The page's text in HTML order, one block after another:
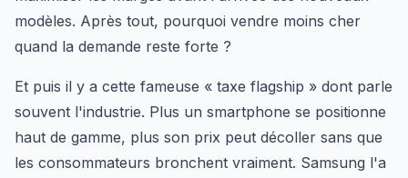
modèles. Après tout, pourquoi vendre moins cher
quand la demande reste forte ?
Et puis il y a cette fameuse « taxe flagship » dont parle
souvent l'industrie. Plus un smartphone se positionne
haut de gamme, plus son prix peut décoller sans que
les consommateurs bronchent vraiment. Samsung l'a